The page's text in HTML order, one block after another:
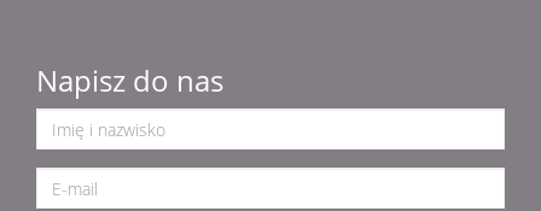
Napisz do nas